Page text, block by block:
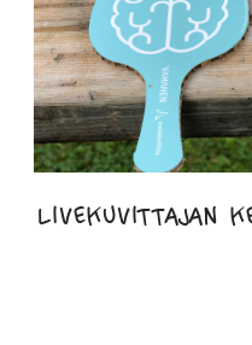
Livekuvittajan